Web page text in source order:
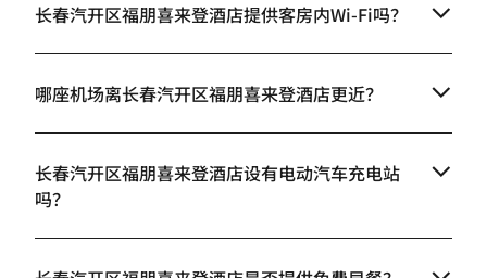
长春汽开区福朋喜来登酒店提供客房内Wi-Fi吗？
哪座机场离长春汽开区福朋喜来登酒店更近？
长春汽开区福朋喜来登酒店设有电动汽车充电站
吗？